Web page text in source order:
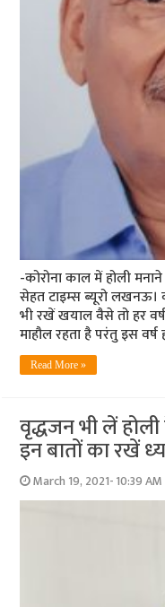
-कोरोना काल में होली
सेहत टाइम्‍स ब्‍यूरो लखनऊ।
भी रखें खयाल वैसे तो हर
माहौल रहता है परंतु इस
Read More »
वृद्धजन भी लें
इन बातों का रखें
March 19, 2021- 10:39 AM